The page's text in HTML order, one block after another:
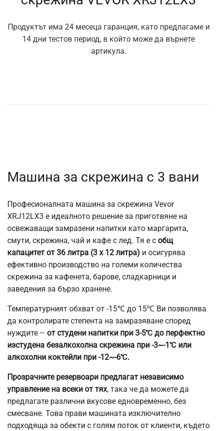
Продуктът има 24 месеца гаранция, като предлагаме и
14 дни тестов период, в който може да върнете
артикула.
Машина за скрежина с 3 вани
Професионалната машина за скрежина Vevor
XRJ12LX3 е идеалното решение за приготвяне на
освежаващи замразени напитки като маргарита,
смути, скрежина, чай и кафе с лед. Тя е с общ
капацитет от 36 литра (3 x 12 литра) и осигурява
ефективно производство на големи количества
скрежина за кафенета, барове, сладкарници и
заведения за бързо хранене.
Температурният обхват от -15℃ до 15℃ Ви позволява
да контролирате степента на замразяване според
нуждите – от студени напитки при 3-5℃ до перфектно
изстудена безалкохолна скрежина при -3~-1℃ или
алкохолни коктейли при -12~-6℃.
Прозрачните резервоари предлагат независимо
управление на всеки от тях, така че да можете да
предлагате различни вкусове едновременно, без
смесване. Това прави машината изключително
подходяща за обекти с голям поток от клиенти, където